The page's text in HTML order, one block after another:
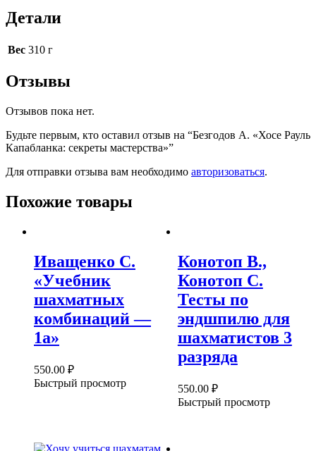
Детали
Вес 310 г
Отзывы
Отзывов пока нет.
Будьте первым, кто оставил отзыв на “Безгодов А. «Хосе Рауль
Капабланка: секреты мастерства»”
Для отправки отзыва вам необходимо авторизоваться.
Похожие товары
Иващенко С.
«Учебник
шахматных
комбинаций —
1а»
550.00 ₽
Быстрый просмотр
Конотоп В.,
Конотоп С.
Тесты по
эндшпилю для
шахматистов 3
разряда
550.00 ₽
Быстрый просмотр